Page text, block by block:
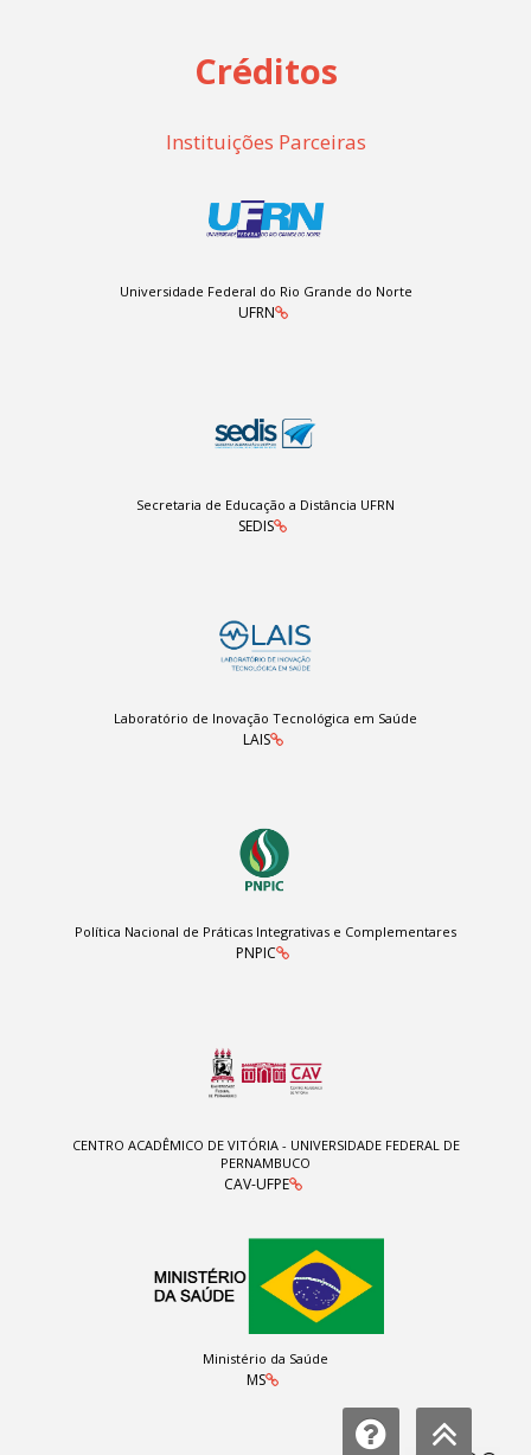
Créditos
Instituições Parceiras
Universidade Federal do Rio Grande do Norte
UFRN
Secretaria de Educação a Distância UFRN
SEDIS
Laboratório de Inovação Tecnológica em Saúde
LAIS
Política Nacional de Práticas Integrativas e Complementares
PNPIC
CENTRO ACADÊMICO DE VITÓRIA - UNIVERSIDADE FEDERAL DE
PERNAMBUCO
CAV-UFPE
Ministério da Saúde
MS